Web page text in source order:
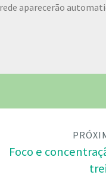
aparecerão
Foco e